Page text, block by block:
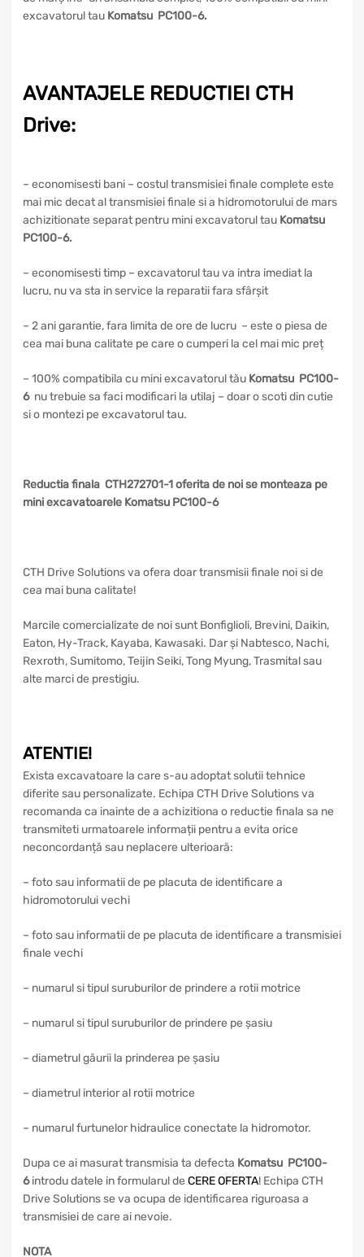
excavatorul tau Komatsu PC100-6.
AVANTAJELE REDUCTIEI CTH
Drive:
– economisesti bani – costul transmisiei finale complete este
mai mic decat al transmisiei finale si a hidromotorului de mars
achizitionate separat pentru mini excavatorul tau Komatsu
PC100-6.
– economisesti timp – excavatorul tau va intra imediat la
lucru, nu va sta in service la reparatii fara sfârșit
– 2 ani garantie, fara limita de ore de lucru – este o piesa de
cea mai buna calitate pe care o cumperi la cel mai mic preț
– 100% compatibila cu mini excavatorul tău Komatsu PC100-
6 nu trebuie sa faci modificari la utilaj – doar o scoti din cutie
si o montezi pe excavatorul tau.
Reductia finala CTH272701-1 oferita de noi se monteaza pe
mini excavatoarele Komatsu PC100-6
CTH Drive Solutions va ofera doar transmisii finale noi si de
cea mai buna calitate!
Marcile comercializate de noi sunt Bonfiglioli, Brevini, Daikin,
Eaton, Hy-Track, Kayaba, Kawasaki. Dar și Nabtesco, Nachi,
Rexroth, Sumitomo, Teijin Seiki, Tong Myung, Trasmital sau
alte marci de prestigiu.
ATENTIE!
Exista excavatoare la care s-au adoptat solutii tehnice
diferite sau personalizate. Echipa CTH Drive Solutions va
recomanda ca inainte de a achizitiona o reductie finala sa ne
transmiteti urmatoarele informații pentru a evita orice
neconcordanță sau neplacere ulterioară:
– foto sau informatii de pe placuta de identificare a
hidromotorului vechi
– foto sau informatii de pe placuta de identificare a transmisiei
finale vechi
– numarul si tipul suruburilor de prindere a rotii motrice
– numarul si tipul suruburilor de prindere pe șasiu
– diametrul găurii la prinderea pe șasiu
– diametrul interior al rotii motrice
– numarul furtunelor hidraulice conectate la hidromotor.
Dupa ce ai masurat transmisia ta defecta Komatsu PC100-
6introdu datele in formularul de CERE OFERTA! Echipa CTH
Drive Solutions se va ocupa de identificarea riguroasa a
transmisiei de care ai nevoie.
NOTA